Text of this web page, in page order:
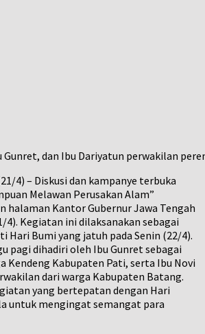
Gunret, dan Ibu Dariyatun perwakilan
4) – Diskusi dan kampanye terbuka
Melawan Perusakan Alam”
halaman Kantor Gubernur Jawa Tengah
4). Kegiatan ini dilaksanakan sebagai
Hari Bumi yang jatuh pada Senin (22/4).
pagi dihadiri oleh Ibu Gunret sebagai
Kendeng Kabupaten Pati, serta Ibu Novi
dari warga Kabupaten Batang.
yang bertepatan dengan Hari
untuk mengingat semangat para